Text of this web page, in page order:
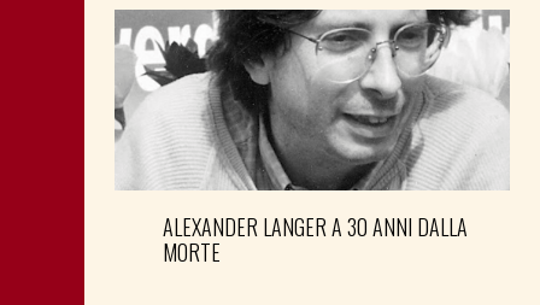
ALEXANDER LANGER A 30 ANNI DALLA
MORTE